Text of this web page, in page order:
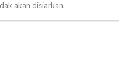
akan disiarkan.